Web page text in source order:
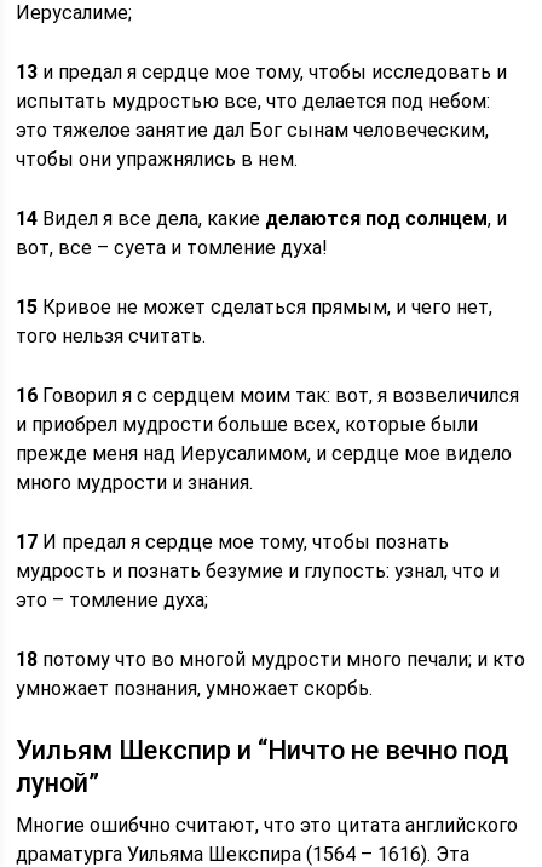
Иерусалиме;
13 и предал я сердце мое тому, чтобы исследовать и
испытать мудростью все, что делается под небом:
это тяжелое занятие дал Бог сынам человеческим,
чтобы они упражнялись в нем.
14 Видел я все дела, какие делаются под солнцем, и
вот, все – суета и томление духа!
15 Кривое не может сделаться прямым, и чего нет,
того нельзя считать.
16 Говорил я с сердцем моим так: вот, я возвеличился
и приобрел мудрости больше всех, которые были
прежде меня над Иерусалимом, и сердце мое видело
много мудрости и знания.
17 И предал я сердце мое тому, чтобы познать
мудрость и познать безумие и глупость: узнал, что и
это – томление духа;
18 потому что во многой мудрости много печали; и кто
умножает познания, умножает скорбь.
Уильям Шекспир и “Ничто не вечно под
луной”
Многие ошибчно считают, что это цитата английского
драматурга Уильяма Шекспира (1564 – 1616). Эта